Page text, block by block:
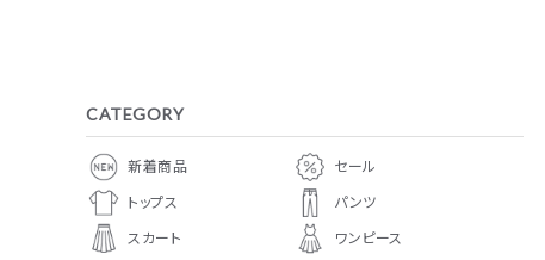
CATEGORY
新着商品
セール
トップス
パンツ
スカート
ワンピース